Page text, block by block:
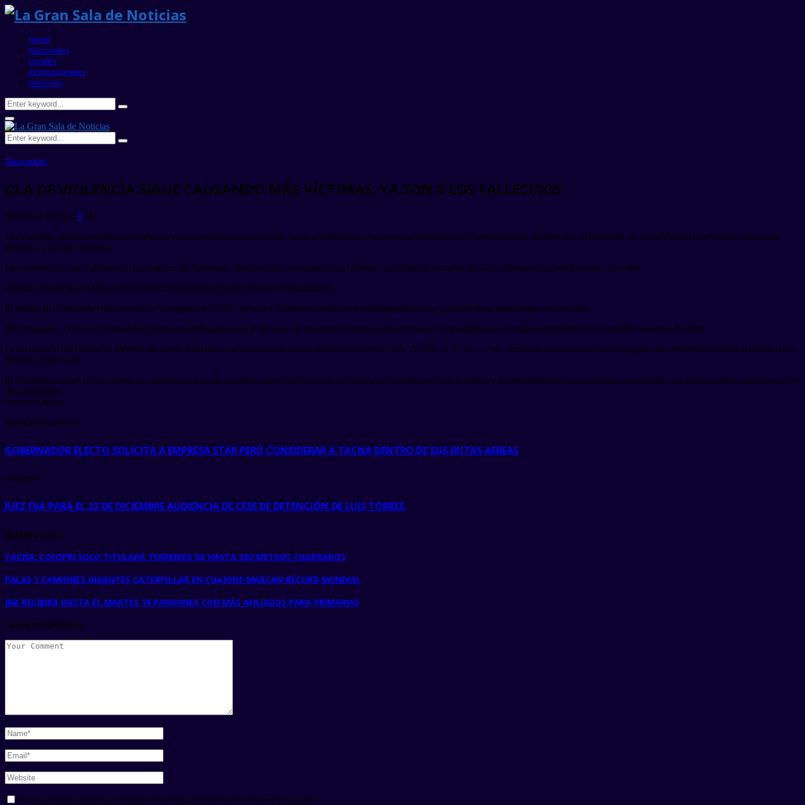
Home
Nacionales
Locales
Internacionales
Deportes
Search
for:
Search
Primary
Menu
Search
for:
Search
Nacionales
OLA DE VIOLENCIA SIGUE CAUSANDO MÁS VÍCTIMAS: YA SON 8 LOS FALLECIDOS
diciembre 15, 20220334
Las violentas manifestaciones reportadas en diversos puntos del país dejan, hasta el momento, ocho personas fallecidas y 19 hospitalizadas, informó hoy el Ministerio de Salud (Minsa) tras indicar que se han
dispuesto 152 altas médicas.
Las protestas se han registrado en las regiones de Apurímac, Huancavelica, Arequipa y La Libertad, así como en la ciudad de Lima, mediante su cuenta oficial en Twitter.
Además, indica que el Minsa movilizó a 53 profesionales de la salud y 13 ambulancias.
El equipo del Centro de Operaciones de Emergencias (COE) del sector Salud se encuentra en constante monitoreo y gestión de la información corroborada.
Más temprano, el sector Salud advirtió que las manifestaciones y el bloqueo de carreteras afectan el abastecimiento de medicamentos y oxígeno medicinal en los establecimientos de salud.
La Defensoría del Pueblo ha identificado a seis fallecidos: Becan Romario Quispe Garfias (18 años), D. A. Q. (15), R. P. M. L. (16), Jonathan Encino Arias Choccepuquio (18), Wilfredo Lizarme Barboza (18) y
Miguel Arcana (38).
El Gobierno declaró hoy el estado de emergencia a escala nacional para frenar los actos de violencia y recuperar el orden interno y la continuidad de las actividades económicas. La medida tendrá vigencia por 30
días calendario.
Fuente: Andina
Publicación anterior
GOBERNADOR ELECTO SOLICITA A EMPRESA STAR PERÚ CONSIDERAR A TACNA DENTRO DE SUS RUTAS AEREAS
next post
JUEZ FIJA PARA EL 23 DE DICIEMBRE AUDIENCIA DE CESE DE DETENCIÓN DE LUIS TORRES
Related posts
TACNA: COFOPRI SOLO TITULARÁ TERRENOS DE HASTA 300 METROS CUADRADOS
PALAS Y CAMIONES GIGANTES CATERPILLAR EN CUAJONE MARCAN RÉCORD MUNDIAL
JNE RECIBIRÁ HASTA EL MARTES 18 PADRONES CON MÁS AFILIADOS PARA PRIMARIAS
Leave a Comment
Save my name, email, and website in this browser for the next time I comment.